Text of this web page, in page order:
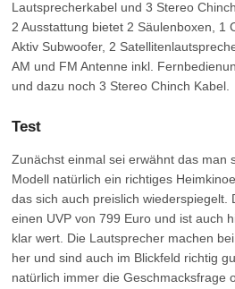
Lautsprecherkabel und 3 Stereo
2 Ausstattung bietet 2 Säulenboxen, 1
Aktiv Subwoofer, 2
AM und FM Antenne inkl.
und dazu noch 3 Stereo Chinch Kabel.
Test
Zunächst einmal sei erwähnt das man
Modell natürlich ein richtiges
das sich auch preislich wiederspiegelt.
einen UVP von 799 Euro und ist auch
klar wert. Die Lautsprecher machen
her und sind auch im Blickfeld richtig
natürlich immer die Geschmacksfrage